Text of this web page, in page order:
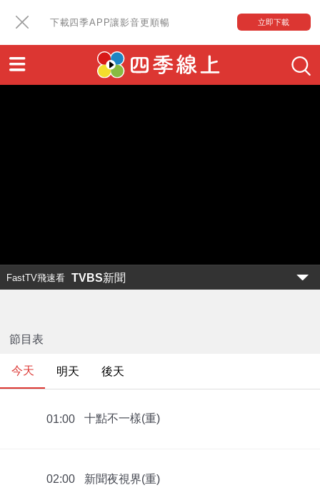
下載四季APP讓影音更順暢 立即下載
FastTV飛速看 TVBS新聞
節目表
今天 明天 後天
01:00 十點不一樣(重)
02:00 新聞夜視界(重)